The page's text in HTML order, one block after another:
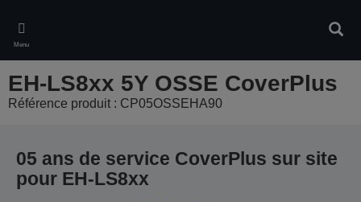
main
content
Menu
EH-LS8xx 5Y OSSE CoverPlus
Référence produit : CP05OSSEHA90
05 ans de service CoverPlus sur site
pour EH-LS8xx